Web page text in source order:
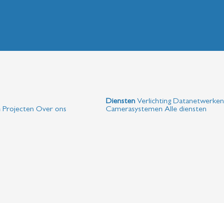
Projecten Over ons
Diensten Verlichting Datanetwerken
Camerasystemen Alle diensten